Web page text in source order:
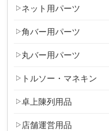
ネット用パーツ
角バー用パーツ
丸バー用パーツ
トルソー・マネキン
卓上陳列用品
店舗運営用品